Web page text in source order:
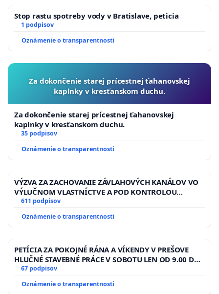
Stop rastu spotreby vody v Bratislave, peticia
1 podpisov
Oznámenie o transparentnosti
Za dokončenie starej prícestnej ťahanovskej
kaplnky v kresťanskom duchu.
Za dokončenie starej prícestnej ťahanovskej
kaplnky v kresťanskom duchu.
35 podpisov
Oznámenie o transparentnosti
VÝZVA ZA ZACHOVANIE ZÁVLAHOVÝCH KANÁLOV VO
VÝLUČNOM VLASTNÍCTVE A POD KONTROLOU
SLOVENSKEJ REPUBLIKY & žiadosť na riešenie
kanálov na Slovensku
611 podpisov
Oznámenie o transparentnosti
PETÍCIA ZA POKOJNÉ RÁNA A VÍKENDY V PREŠOVE
HLUČNÉ STAVEBNÉ PRÁCE V SOBOTU LEN OD 9.00 DO
13.00 HOD., CEZ PRACOVNÝ TÝŽDEŇ CIEĽ 8.00 – 18.00
ĎUMBIERSKEJ/MAGU
67 podpisov
Oznámenie o transparentnosti